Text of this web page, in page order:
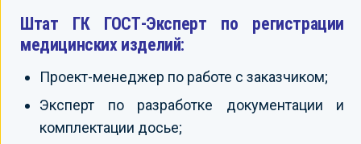
Штат ГК ГОСТ-Эксперт по регистрации
медицинских изделий:
Проект-менеджер по работе с заказчиком;
Эксперт по разработке документации и
комплектации досье;